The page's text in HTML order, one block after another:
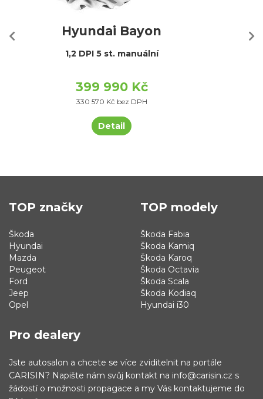
Hyundai Bayon
1,2 DPI 5 st. manuální
399 990 Kč
330 570 Kč bez DPH
Detail
TOP značky
Škoda
Hyundai
Mazda
Peugeot
Ford
Jeep
Opel
TOP modely
Škoda Fabia
Škoda Kamiq
Škoda Karoq
Škoda Octavia
Škoda Scala
Škoda Kodiaq
Hyundai i30
Pro dealery
Jste autosalon a chcete se více zviditelnit na portále
CARISIN? Napište nám svůj kontakt na info@carisin.cz s
žádostí o možnosti propagace a my Vás kontaktujeme do